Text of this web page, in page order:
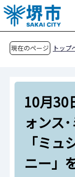
こ
の
ペ
現在のページ トップ
報道
令和7
10月
画展
ます
10月
ォンス
「ミ
ニー」